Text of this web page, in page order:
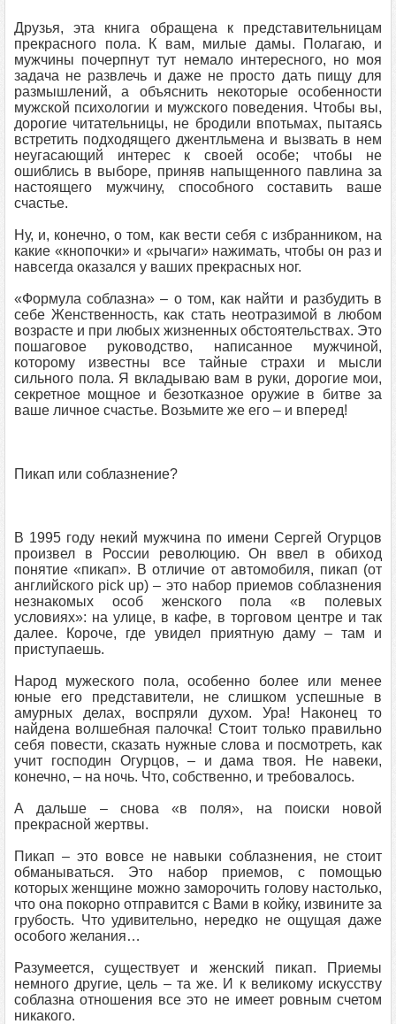
Друзья, эта книга обращена к представительницам
прекрасного пола. К вам, милые дамы. Полагаю, и
мужчины почерпнут тут немало интересного, но моя
задача не развлечь и даже не просто дать пищу для
размышлений, а объяснить некоторые особенности
мужской психологии и мужского поведения. Чтобы вы,
дорогие читательницы, не бродили впотьмах, пытаясь
встретить подходящего джентльмена и вызвать в нем
неугасающий интерес к своей особе; чтобы не
ошиблись в выборе, приняв напыщенного павлина за
настоящего мужчину, способного составить ваше
счастье.
Ну, и, конечно, о том, как вести себя с избранником, на
какие «кнопочки» и «рычаги» нажимать, чтобы он раз и
навсегда оказался у ваших прекрасных ног.
«Формула соблазна» – о том, как найти и разбудить в
себе Женственность, как стать неотразимой в любом
возрасте и при любых жизненных обстоятельствах. Это
пошаговое руководство, написанное мужчиной,
которому известны все тайные страхи и мысли
сильного пола. Я вкладываю вам в руки, дорогие мои,
секретное мощное и безотказное оружие в битве за
ваше личное счастье. Возьмите же его – и вперед!
Пикап или соблазнение?
В 1995 году некий мужчина по имени Сергей Огурцов
произвел в России революцию. Он ввел в обиход
понятие «пикап». В отличие от автомобиля, пикап (от
английского pick up) – это набор приемов соблазнения
незнакомых особ женского пола «в полевых
условиях»: на улице, в кафе, в торговом центре и так
далее. Короче, где увидел приятную даму – там и
приступаешь.
Народ мужеского пола, особенно более или менее
юные его представители, не слишком успешные в
амурных делах, воспряли духом. Ура! Наконец то
найдена волшебная палочка! Стоит только правильно
себя повести, сказать нужные слова и посмотреть, как
учит господин Огурцов, – и дама твоя. Не навеки,
конечно, – на ночь. Что, собственно, и требовалось.
А дальше – снова «в поля», на поиски новой
прекрасной жертвы.
Пикап – это вовсе не навыки соблазнения, не стоит
обманываться. Это набор приемов, с помощью
которых женщине можно заморочить голову настолько,
что она покорно отправится с Вами в койку, извините за
грубость. Что удивительно, нередко не ощущая даже
особого желания…
Разумеется, существует и женский пикап. Приемы
немного другие, цель – та же. И к великому искусству
соблазна отношения все это не имеет ровным счетом
никакого.